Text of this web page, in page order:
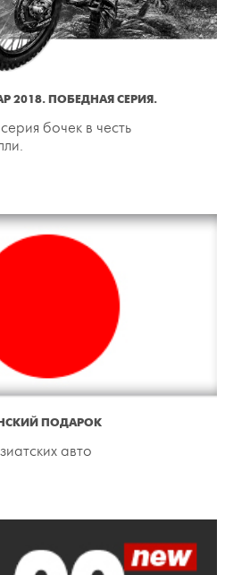
2018. ПОБЕДНАЯ СЕРИЯ.
бочек в честь
ПОДАРОК
авто